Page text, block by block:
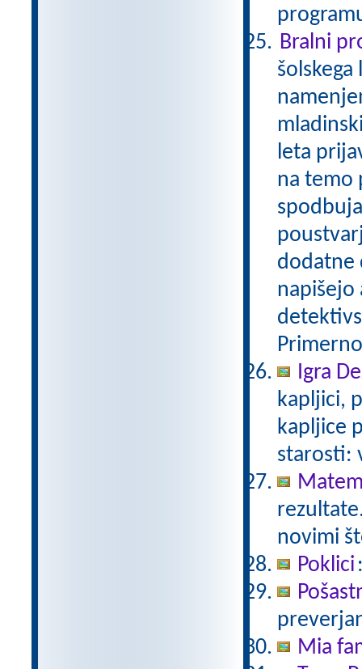
Bralni
leta
na temo
dodatne
napišejo
Igra
kapljici,
kapljice
starosti:
novimi
Poklici
Mia